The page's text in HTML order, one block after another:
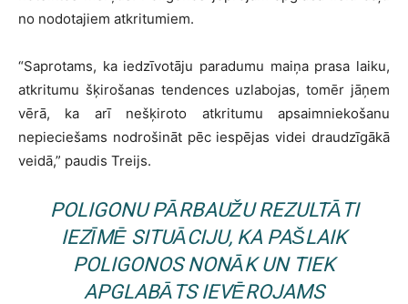
no nodotajiem atkritumiem.
“Saprotams, ka iedzīvotāju paradumu maiņa prasa laiku,
atkritumu šķirošanas tendences uzlabojas, tomēr jāņem
vērā, ka arī nešķiroto atkritumu apsaimniekošanu
nepieciešams nodrošināt pēc iespējas videi draudzīgākā
veidā,” paudis Treijs.
POLIGONU PĀRBAUŽU REZULTĀTI
IEZĪMĒ SITUĀCIJU, KA PAŠLAIK
POLIGONOS NONĀK UN TIEK
APGLABĀTS IEVĒROJAMS